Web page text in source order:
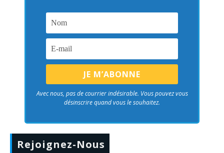
Avec nous, pas de courrier indésirable. Vous pouvez vous
désinscrire quand vous le souhaitez.
Rejoignez-Nous